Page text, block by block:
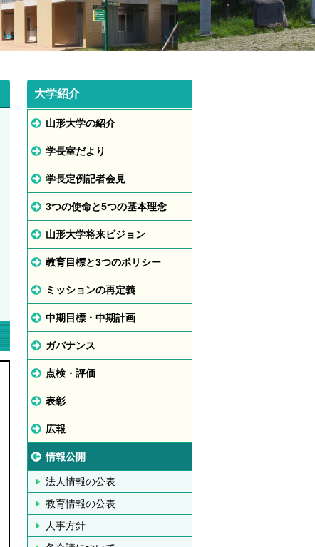
大学紹介
山形大学の紹介
学長室だより
学長定例記者会見
3つの使命と5つの基本理念
山形大学将来ビジョン
教育目標と3つのポリシー
ミッションの再定義
中期目標・中期計画
ガバナンス
点検・評価
表彰
広報
情報公開
法人情報の公表
教育情報の公表
人事方針